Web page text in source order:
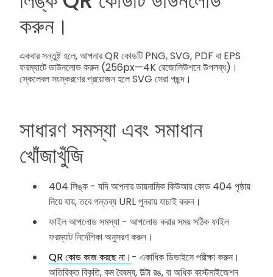
করুন।
একবার সন্তুষ্ট হলে, আপনার QR কোডটি PNG, SVG, PDF বা EPS
ফরম্যাটে ডাউনলোড করুন (256px—4K রেজোলিউশনে উপলব্ধ)।
স্কেলেবল সংস্করণের প্রয়োজন হলে SVG সেরা পছন্দ।
সাধারণ সমস্যা এবং সমাধান
খোঁজাখুঁজি
404 লিঙ্ক - যদি আপনার ডায়নামিক কিউআর কোড 404 পৃষ্ঠায়
নিয়ে যায়, তবে গন্তব্য URL পুনরায় যাচাই করুন।
ফাইল আপলোড সমস্যা - আপলোড করার সময় সঠিক ফাইল
ফরম্যাট নির্দেশিকা অনুসরণ করুন।
QR কোড কাজ করছে না। - একাধিক ডিভাইসে পরীক্ষা করুন।
অতিরিক্ত বিকৃতি, কম বৈষম্য, উল্টা রঙ, বা অধিক কাস্টমাইজেশন